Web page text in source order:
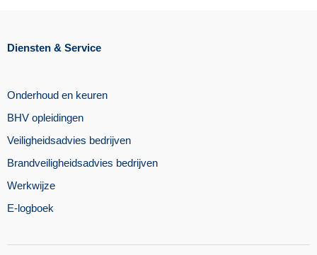
Diensten & Service
Onderhoud en keuren
BHV opleidingen
Veiligheidsadvies bedrijven
Brandveiligheidsadvies bedrijven
Werkwijze
E-logboek